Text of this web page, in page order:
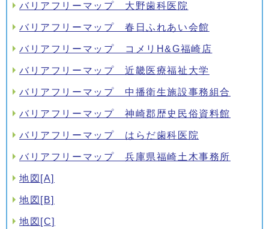
バリアフリーマップ 大野歯科医院
バリアフリーマップ 春日ふれあい会館
バリアフリーマップ コメリH&G福崎店
バリアフリーマップ 近畿医療福祉大学
バリアフリーマップ 中播衛生施設事務組合
バリアフリーマップ 神崎郡歴史民俗資料館
バリアフリーマップ はらだ歯科医院
バリアフリーマップ 兵庫県福崎土木事務所
地図[A]
地図[B]
地図[C]